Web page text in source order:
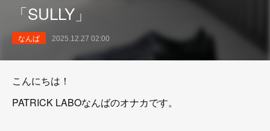
「SULLY」
なんば 2025.12.27 02:00
こんにちは！
PATRICK LABOなんばのオナカです。